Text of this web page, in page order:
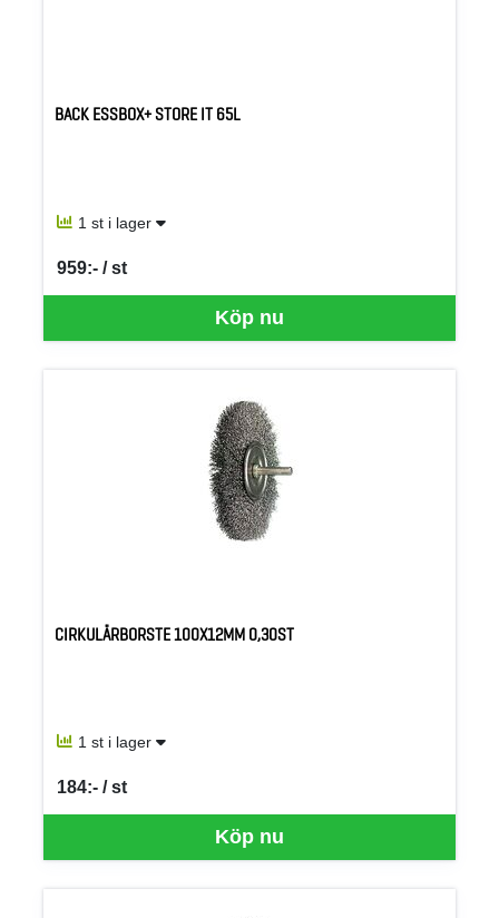
BACK ESSBOX+ STORE IT 65L
1 st i lager
Köp nu
959:- / st
SEK per ST
CIRKULÄRBORSTE 100X12MM 0,30ST
1 st i lager
Köp nu
184:- / st
SEK per ST